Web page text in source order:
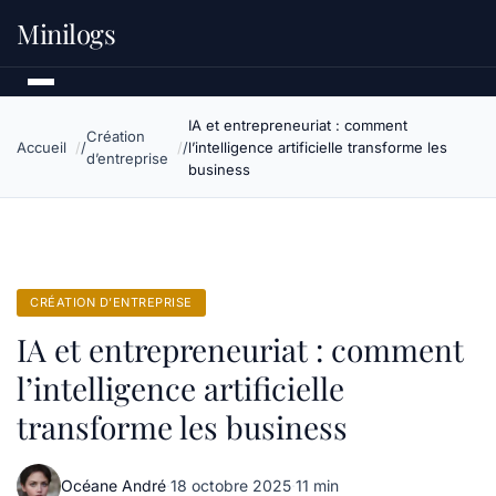
Minilogs
Accueil
Création
d’entreprise
IA et entrepreneuriat : comment
l’intelligence artificielle transforme les
business
CRÉATION D’ENTREPRISE
IA et entrepreneuriat : comment
l’intelligence artificielle
transforme les business
Océane André·18 octobre 2025·11 min